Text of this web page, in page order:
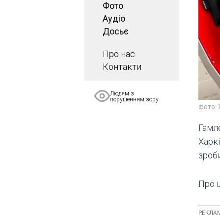
Фото
Аудіо
Досьє
Про нас
Контакти
Людям з
порушенням зору
фото:
Про